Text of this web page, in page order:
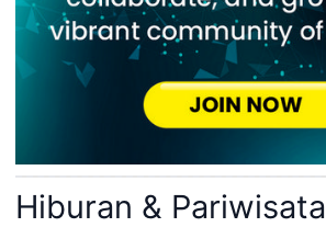
Hiburan & Pariwisata